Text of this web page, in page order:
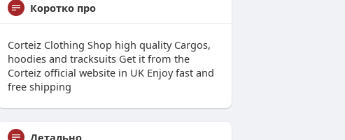
Коротко про
Corteiz Clothing Shop high quality Cargos,
hoodies and tracksuits Get it from the
Corteiz official website in UK Enjoy fast and
free shipping